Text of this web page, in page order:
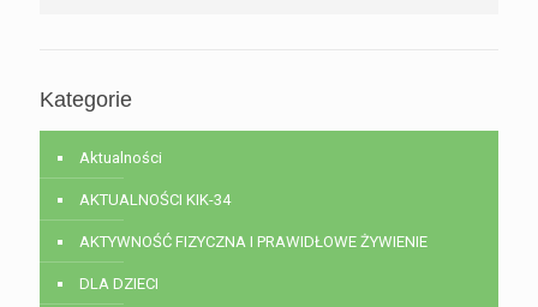
Kategorie
Aktualności
AKTUALNOŚCI KIK-34
AKTYWNOŚĆ FIZYCZNA I PRAWIDŁOWE ŻYWIENIE
DLA DZIECI